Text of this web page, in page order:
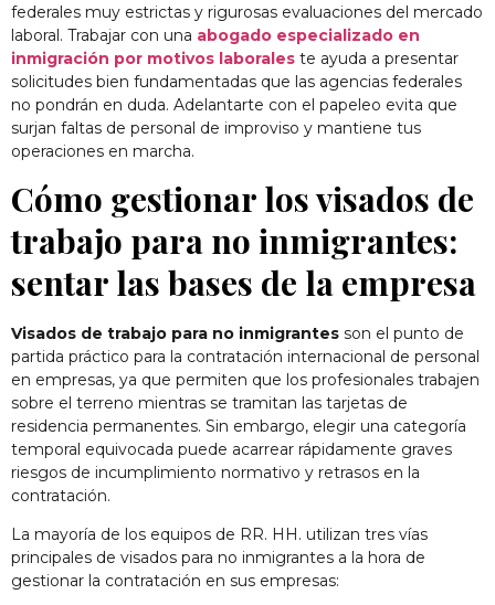
federales muy estrictas y rigurosas evaluaciones del mercado
laboral. Trabajar con una abogado especializado en
inmigración por motivos laborales te ayuda a presentar
solicitudes bien fundamentadas que las agencias federales
no pondrán en duda. Adelantarte con el papeleo evita que
surjan faltas de personal de improviso y mantiene tus
operaciones en marcha.
Cómo gestionar los visados de
trabajo para no inmigrantes:
sentar las bases de la empresa
Visados de trabajo para no inmigrantes son el punto de
partida práctico para la contratación internacional de personal
en empresas, ya que permiten que los profesionales trabajen
sobre el terreno mientras se tramitan las tarjetas de
residencia permanentes. Sin embargo, elegir una categoría
temporal equivocada puede acarrear rápidamente graves
riesgos de incumplimiento normativo y retrasos en la
contratación.
La mayoría de los equipos de RR. HH. utilizan tres vías
principales de visados para no inmigrantes a la hora de
gestionar la contratación en sus empresas: